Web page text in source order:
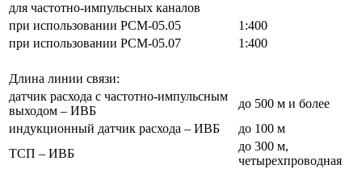
для частотно-импульсных каналов
при использовании РСМ-05.05
1:400
при использовании РСМ-05.07
1:400
Длина линии связи:
датчик расхода c частотно-импульсным
выходом – ИВБ
до 500 м и более
индукционный датчик расхода – ИВБ
до 100 м
ТСП – ИВБ
до 300 м,
четырехпроводная